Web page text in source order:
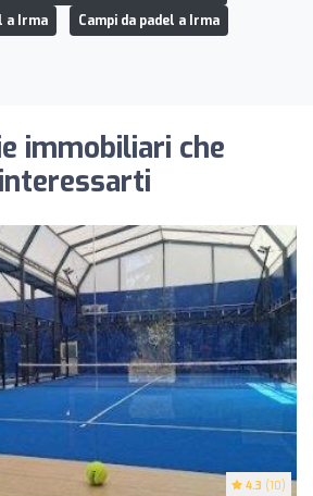
a Irma
Campi da padel a Irma
immobiliari che
4.3 (10)